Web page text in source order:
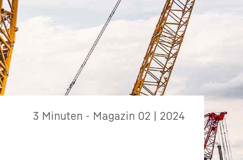
3 Minuten - Magazin 02 | 2024